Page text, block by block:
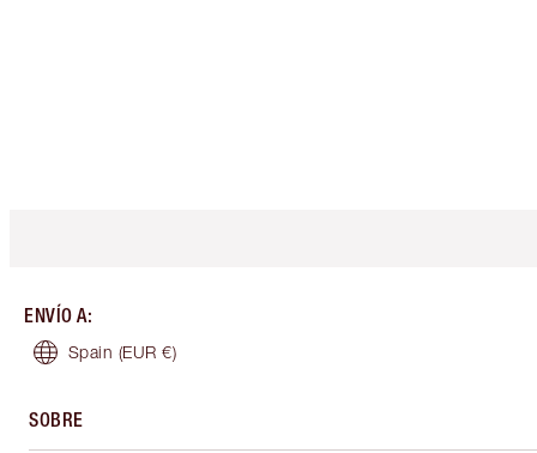
ENVÍO A:
Spain (EUR €)
SOBRE